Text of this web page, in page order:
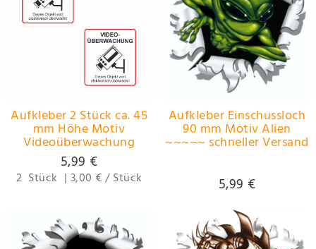
Aufkleber 2 Stück ca. 45
mm Höhe Motiv
Videoüberwachung
~~~~~ schneller Versand
innerhalb 24 Stunden
~~~~~
5,99 €
2 Stück | 3,00 € / Stück
Aufkleber Einschussloch
90 mm Motiv Alien
~~~~~ schneller Versand
5,99 €